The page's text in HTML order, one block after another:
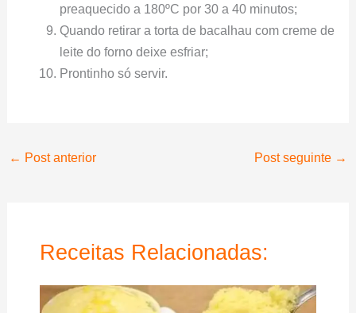
preaquecido a 180ºC por 30 a 40 minutos;
Quando retirar a torta de bacalhau com creme de
leite do forno deixe esfriar;
Prontinho só servir.
← Post anterior Post seguinte →
Receitas Relacionadas: